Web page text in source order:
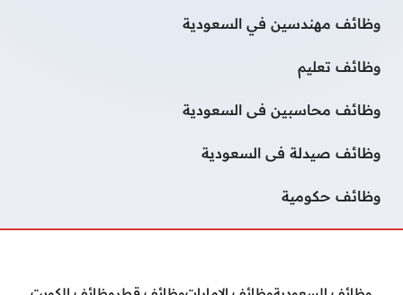
وظائف مهندسين في السعودية
وظائف تعليم
وظائف محاسبين فى السعودية
وظائف صيدلة فى السعودية
وظائف حكومية